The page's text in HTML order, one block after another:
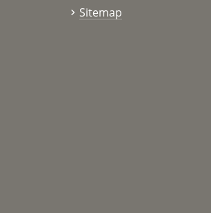
Sitemap